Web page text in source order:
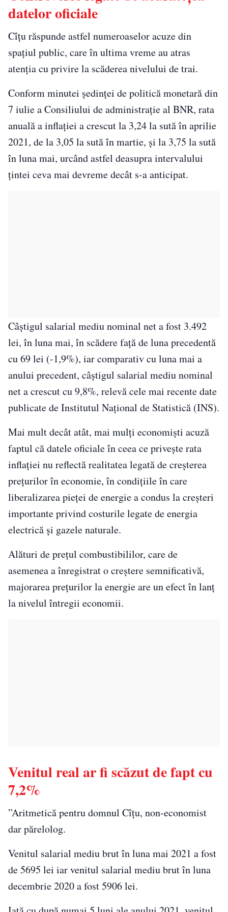
datelor oficiale
Cîțu răspunde astfel numeroaselor acuze din
spațiul public, care în ultima vreme au atras
atenția cu privire la scăderea nivelului de trai.
Conform minutei şedinţei de politică monetară din
7 iulie a Consiliului de administraţie al BNR, rata
anuală a inflaţiei a crescut la 3,24 la sută în aprilie
2021, de la 3,05 la sută în martie, şi la 3,75 la sută
în luna mai, urcând astfel deasupra intervalului
ţintei ceva mai devreme decât s-a anticipat.
Câştigul salarial mediu nominal net a fost 3.492
lei, în luna mai, în scădere faţă de luna precedentă
cu 69 lei (-1,9%), iar comparativ cu luna mai a
anului precedent, câştigul salarial mediu nominal
net a crescut cu 9,8%, relevă cele mai recente date
publicate de Institutul Naţional de Statistică (INS).
Mai mult decât atât, mai mulți economiști acuză
faptul că datele oficiale în ceea ce privește rata
inflației nu reflectă realitatea legată de creșterea
prețurilor în economie, în condițiile în care
liberalizarea pieței de energie a condus la creșteri
importante privind costurile legate de energia
electrică și gazele naturale.
Alături de prețul combustibililor, care de
asemenea a înregistrat o creștere semnificativă,
majorarea prețurilor la energie are un efect în lanț
la nivelul întregii economii.
Venitul real ar fi scăzut de fapt cu
7,2%
”Aritmetică pentru domnul Cîțu, non-economist
dar părelolog.
Venitul salarial mediu brut în luna mai 2021 a fost
de 5695 lei iar venitul salarial mediu brut în luna
decembrie 2020 a fost 5906 lei.